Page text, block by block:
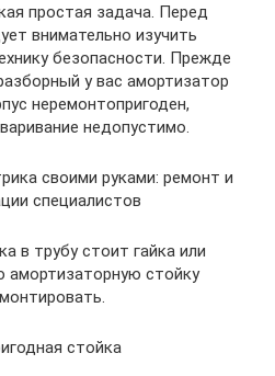
простая задача. Перед
внимательно изучить
безопасности. Прежде
у вас амортизатор
неремонтопригоден,
недопустимо.
своими руками: ремонт и
специалистов
в трубу стоит гайка или
амортизаторную стойку
стойка